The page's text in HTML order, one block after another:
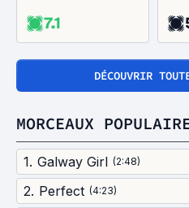
7.1
DÉCOUVRIR
MORCEAUX
1. Galway Girl (2:48)
2. Perfect (4:23)